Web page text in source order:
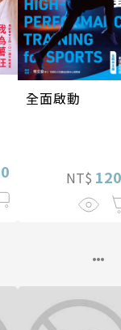
全面啟動
NT$